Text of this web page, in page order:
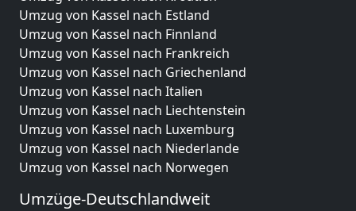
Umzug von Kassel nach Estland
Umzug von Kassel nach Finnland
Umzug von Kassel nach Frankreich
Umzug von Kassel nach Griechenland
Umzug von Kassel nach Italien
Umzug von Kassel nach Liechtenstein
Umzug von Kassel nach Luxemburg
Umzug von Kassel nach Niederlande
Umzug von Kassel nach Norwegen
Umzüge-Deutschlandweit